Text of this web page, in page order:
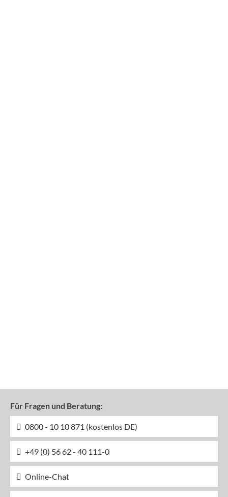
Für Fragen und Beratung:
0800 - 10 10 871 (kostenlos DE)
+49 (0) 56 62 - 40 111-0
Online-Chat